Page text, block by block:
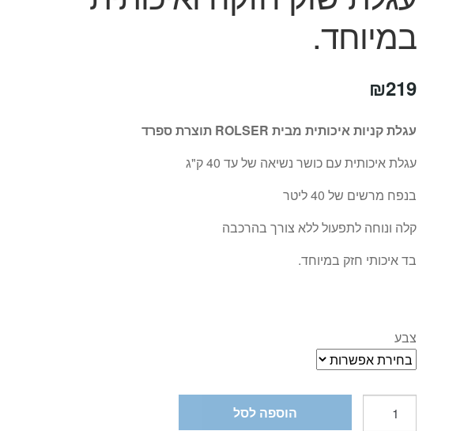
במיוחד.
₪219
עגלת קניות איכותית מבית ROLSER תוצרת ספרד
עגלת איכותית עם כושר נשיאה של עד 40 ק"ג
בנפח מרשים של 40 ליטר
קלה ונוחה לתפעול ללא צורך בהרכבה
בד איכותי חזק במיוחד.
צבע
הוספה לסל